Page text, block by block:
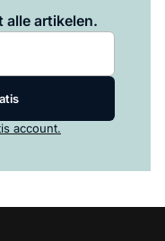
alle artikelen.
account.